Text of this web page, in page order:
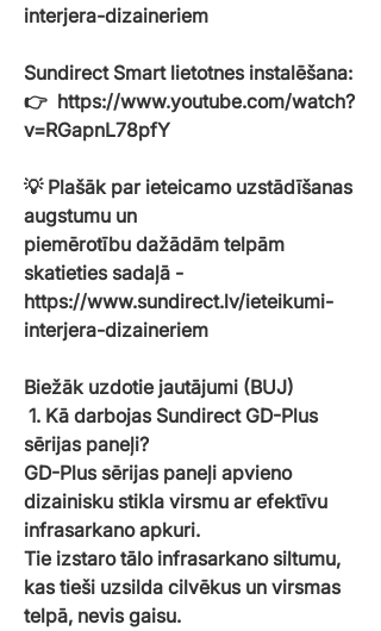
interjera-dizaineriem
Sundirect Smart lietotnes instalēšana:
👉 https://www.youtube.com/watch?
v=RGapnL78pfY
💡 Plašāk par ieteicamo uzstādīšanas
augstumu un
piemērotību dažādām telpām
skatieties sadaļā -
https://www.sundirect.lv/ieteikumi-
interjera-dizaineriem
Biežāk uzdotie jautājumi (BUJ)
1. Kā darbojas Sundirect GD-Plus
sērijas paneļi?
GD-Plus sērijas paneļi apvieno
dizainisku stikla virsmu ar efektīvu
infrasarkano apkuri.
Tie izstaro tālo infrasarkano siltumu,
kas tieši uzsilda cilvēkus un virsmas
telpā, nevis gaisu.